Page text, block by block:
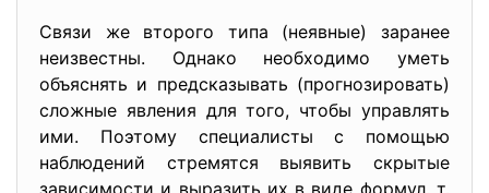
Связи же второго типа (неявные) заранее
неизвестны. Однако необходимо уметь
объяснять и предсказывать (прогнозировать)
сложные явления для того, чтобы управлять
ими. Поэтому специалисты с помощью
наблюдений стремятся выявить скрытые
зависимости и выразить их в виде формул, т.